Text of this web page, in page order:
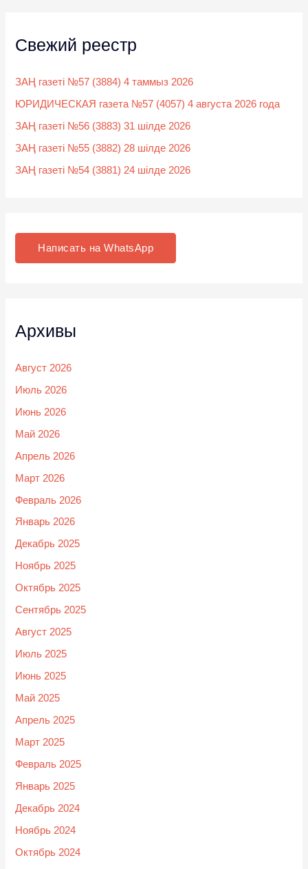
Свежий реестр
ЗАҢ газеті №57 (3884) 4 таммыз 2026
ЮРИДИЧЕСКАЯ газета №57 (4057) 4 августа 2026 года
ЗАҢ газеті №56 (3883) 31 шілде 2026
ЗАҢ газеті №55 (3882) 28 шілде 2026
ЗАҢ газеті №54 (3881) 24 шілде 2026
Написать на WhatsApp
Архивы
Август 2026
Июль 2026
Июнь 2026
Май 2026
Апрель 2026
Март 2026
Февраль 2026
Январь 2026
Декабрь 2025
Ноябрь 2025
Октябрь 2025
Сентябрь 2025
Август 2025
Июль 2025
Июнь 2025
Май 2025
Апрель 2025
Март 2025
Февраль 2025
Январь 2025
Декабрь 2024
Ноябрь 2024
Октябрь 2024